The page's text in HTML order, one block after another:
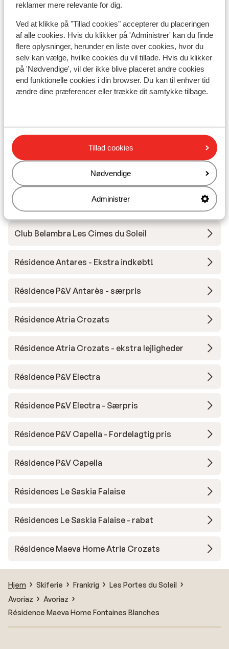
reklamer mere relevante for dig.
Ved at klikke på "Tillad cookies" accepterer du placeringen
af alle cookies. Hvis du klikker på 'Administrer' kan du finde
flere oplysninger, herunder en liste over cookies, hvor du
selv kan vælge, hvilke cookies du vil tillade. Hvis du klikker
på 'Nødvendige', vil der ikke blive placeret andre cookies
end funktionelle cookies i din browser. Du kan til enhver tid
ændre dine præferencer eller trække dit samtykke tilbage.
Tillad cookies
Nødvendige
Administrer
Undervisning
Skileje
SOWELL COLLECTION Hôtel des Dromonts &
Résidence PV Premium Amara
Résidence P&V Premium L'Amara - Særpris
Club Belambra Les Cimes du Soleil
Résidence Antares - Ekstra indkøbt!
Résidence P&V Antarès - særpris
Résidence Atria Crozats
Résidence Atria Crozats - ekstra lejligheder
Résidence P&V Electra
Résidence P&V Electra - Særpris
Résidence P&V Capella - Fordelagtig pris
Résidence P&V Capella
Résidences Le Saskia Falaise
Résidences Le Saskia Falaise - rabat
Résidence Maeva Home Atria Crozats
Hjem Skiferie Frankrig
Les Portes du Soleil
Avoriaz
Avoriaz
Résidence Maeva Home Fontaines Blanches